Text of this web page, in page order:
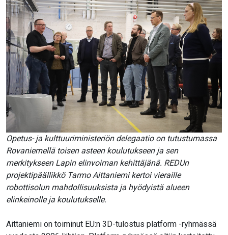
Opetus- ja kulttuuriministeriön delegaatio on tutustumassa
Rovaniemellä toisen asteen koulutukseen ja sen
merkitykseen Lapin elinvoiman kehittäjänä. REDUn
projektipäällikkö Tarmo Aittaniemi kertoi vieraille
robottisolun mahdollisuuksista ja hyödyistä alueen
elinkeinolle ja koulutukselle.
Aittaniemi on toiminut EU:n 3D-tulostus platform -ryhmässä